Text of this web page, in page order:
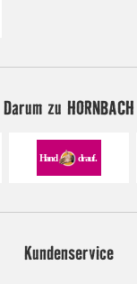
Darum zu HORNBACH
Kundenservice